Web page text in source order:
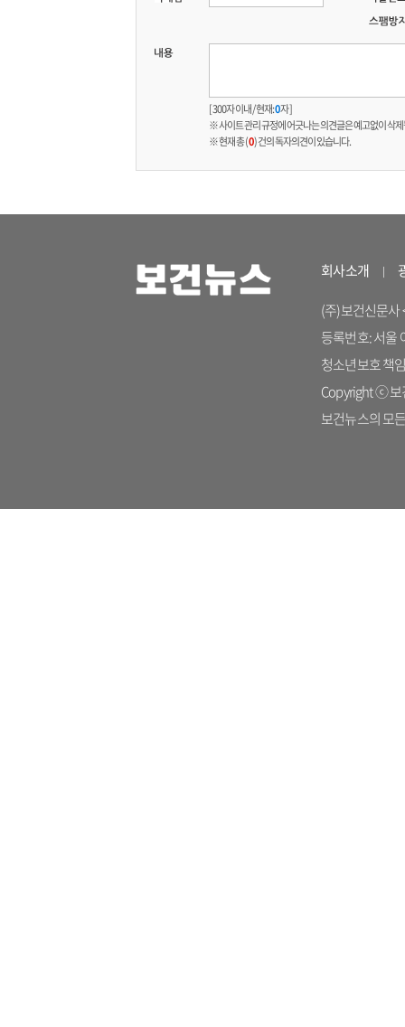
[ 300자 이내 / 현재:0자 ]
※ 사이트 관리 규정에 어긋나는 의견글은 예고없이 삭
※ 현재 총 (0) 건의 독자의견이 있습니다.
회사소개
(주)보건신문사
등록번호: 서울
청소년보호 책
Copyright ⓒ 보
보건뉴스의 모